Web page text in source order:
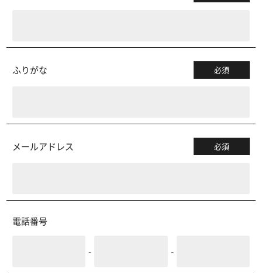
ふりがな 必須
メールアドレス 必須
電話番号
- -